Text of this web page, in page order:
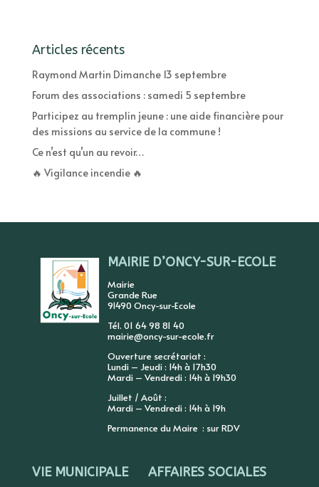
Articles récents
Raymond Martin Dimanche 13 septembre
Forum des associations : samedi 5 septembre
Participez au tremplin jeune : une aide financière pour
des missions au service de la commune !
Ce n’est qu’un au revoir…
🔥 Vigilance incendie 🔥
MAIRIE D’ONCY-SUR-ECOLE
Mairie
Grande Rue
91490 Oncy-sur-Ecole
Tél. 01 64 98 81 40
mairie@oncy-sur-ecole.fr
Ouverture secrétariat :
Lundi – Jeudi : 14h à 17h30
Mardi – Vendredi : 14h à 19h30
Juillet / Août :
Mardi – Vendredi : 14h à 19h
Permanence du Maire : sur RDV
VIE MUNICIPALE AFFAIRES SOCIALES